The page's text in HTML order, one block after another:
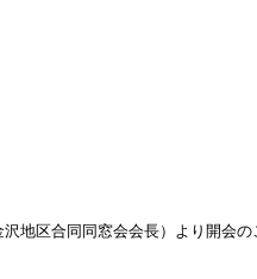
地区合同同窓会会長）より開会の